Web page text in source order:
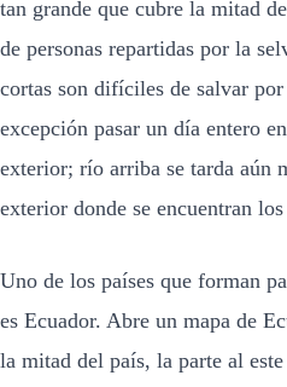
tan grande que cubre la mitad
de personas repartidas por la
cortas son difíciles de salvar
excepción pasar un día entero
exterior; río arriba se tarda aún
exterior donde se encuentran
Uno de los países que forman
es Ecuador. Abre un mapa de
la mitad del país, la parte al